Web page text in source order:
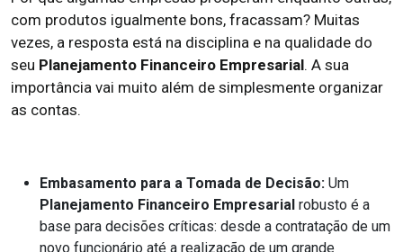
com produtos igualmente bons, fracassam? Muitas
vezes, a resposta está na disciplina e na qualidade do
seu Planejamento Financeiro Empresarial. A sua
importância vai muito além de simplesmente organizar
as contas.
Embasamento para a Tomada de Decisão: Um
Planejamento Financeiro Empresarial robusto é a
base para decisões críticas: desde a contratação de um
novo funcionário até a realização de um grande